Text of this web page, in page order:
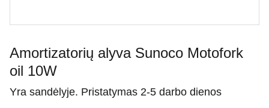
Amortizatorių alyva Sunoco Motofork
oil 10W
Yra sandėlyje. Pristatymas 2-5 darbo dienos